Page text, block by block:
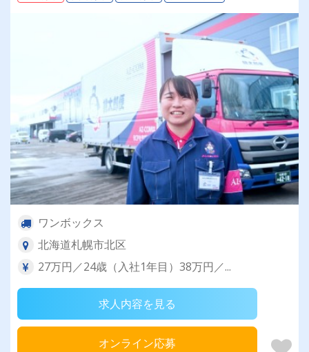
ワンボックス
北海道札幌市北区
27万円／24歳（入社1年目）38万円／...
求人内容を見る
オンライン応募